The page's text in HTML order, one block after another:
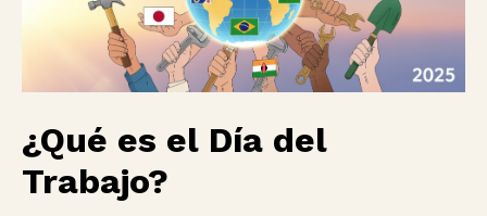
¿Qué es el Día del
Trabajo?